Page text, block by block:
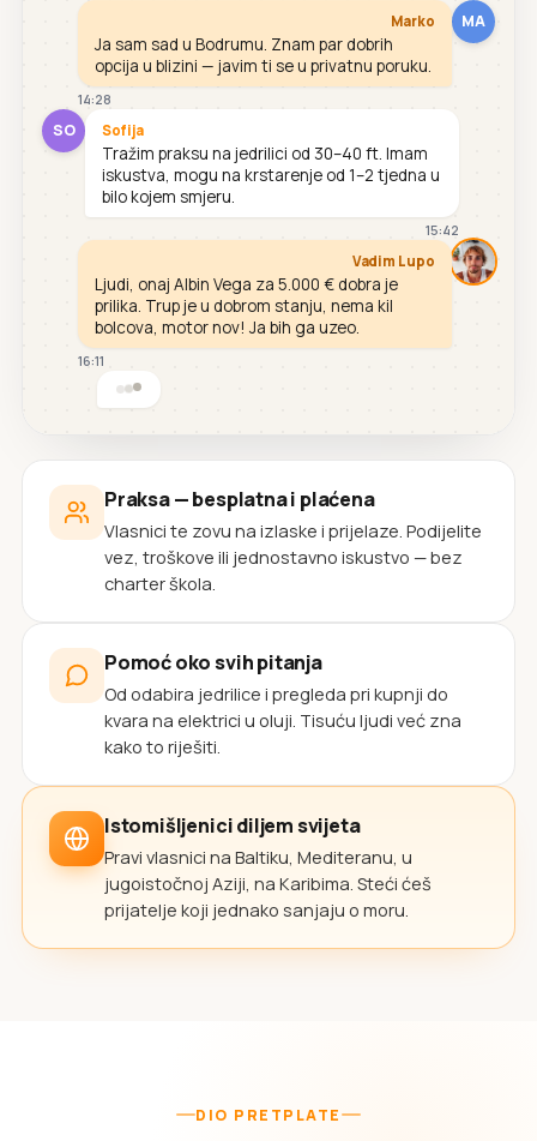
MA
Marko
Ja sam sad u Bodrumu. Znam par dobrih
opcija u blizini — javim ti se u privatnu poruku.
14:28
SO Sofija
Tražim praksu na jedrilici od 30–40 ft. Imam
iskustva, mogu na krstarenje od 1–2 tjedna u
bilo kojem smjeru.
15:42
Vadim Lupo
Ljudi, onaj Albin Vega za 5.000 € dobra je
prilika. Trup je u dobrom stanju, nema kil
bolcova, motor nov! Ja bih ga uzeo.
16:11
Praksa — besplatna i plaćena
Vlasnici te zovu na izlaske i prijelaze. Podijelite
vez, troškove ili jednostavno iskustvo — bez
charter škola.
Pomoć oko svih pitanja
Od odabira jedrilice i pregleda pri kupnji do
kvara na elektrici u oluji. Tisuću ljudi već zna
kako to riješiti.
Istomišljenici diljem svijeta
Pravi vlasnici na Baltiku, Mediteranu, u
jugoistočnoj Aziji, na Karibima. Steći ćeš
prijatelje koji jednako sanjaju o moru.
DIO PRETPLATE